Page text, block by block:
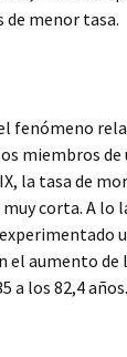
de menor tasa.
fenómeno
miembros de
la tasa de
corta. A lo
el aumento de
a los 82,4 años.